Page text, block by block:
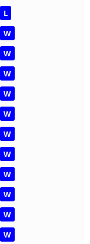
L
W
W
W
W
W
W
W
W
W
W
W